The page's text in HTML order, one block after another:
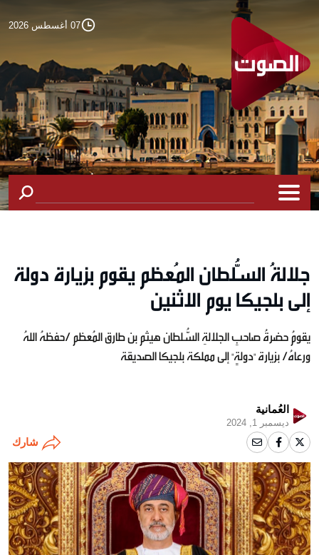
07 أغسطس 2026
جلالةُ السُّلطان المُعظم يقوم بزيارة دولة
إلى بلجيكا يوم الاثنين
يقومُ حضرةُ صاحبِ الجلالةِ السُّلطان هيثم بن طارق المُعظم /حفظهُ اللهُ
ورعاهُ/ بزيارة "دولةٍ" إلى مملكة بلجيكا الصديقة
العُمانية
ديسمبر 1, 2024
شارك